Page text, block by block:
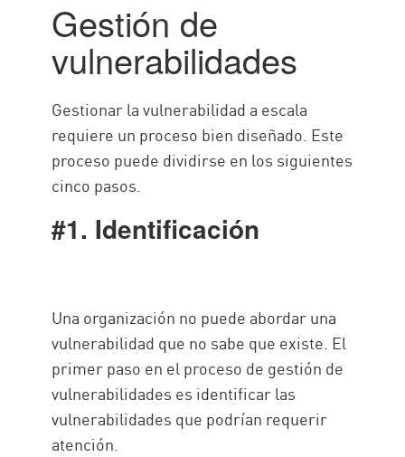
Gestión de
vulnerabilidades
Gestionar la vulnerabilidad a escala
requiere un proceso bien diseñado. Este
proceso puede dividirse en los siguientes
cinco pasos.
#1. Identificación
Una organización no puede abordar una
vulnerabilidad que no sabe que existe. El
primer paso en el proceso de gestión de
vulnerabilidades es identificar las
vulnerabilidades que podrían requerir
atención.